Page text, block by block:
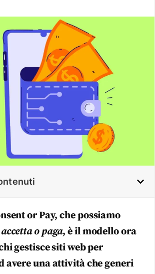
or Pay, che possiamo
accetta o paga, è il modello ora
gestisce siti web per
avere una attività che generi